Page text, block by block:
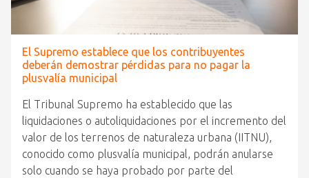
El Supremo establece que los contribuyentes
deberán demostrar pérdidas para no pagar la
plusvalía municipal
El Tribunal Supremo ha establecido que las
liquidaciones o autoliquidaciones por el incremento del
valor de los terrenos de naturaleza urbana (IITNU),
conocido como plusvalía municipal, podrán anularse
solo cuando se haya probado por parte del